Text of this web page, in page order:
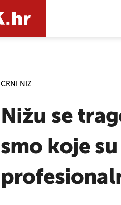
CRNI NIZ
Nižu se
smo koje